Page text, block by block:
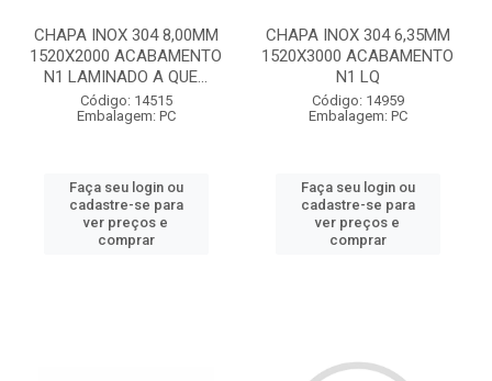
CHAPA INOX 304 8,00MM
1520X2000 ACABAMENTO
N1 LAMINADO A QUE...
Código: 14515
Embalagem: PC
Faça seu login ou
cadastre-se para
ver preços e
comprar
CHAPA INOX 304 6,35MM
1520X3000 ACABAMENTO
N1 LQ
Código: 14959
Embalagem: PC
Faça seu login ou
cadastre-se para
ver preços e
comprar